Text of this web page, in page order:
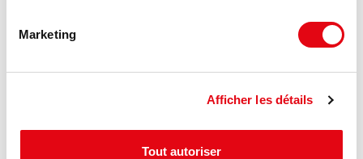
Marketing
Afficher les détails
Tout autoriser
Bâtiment économe Bâtiment